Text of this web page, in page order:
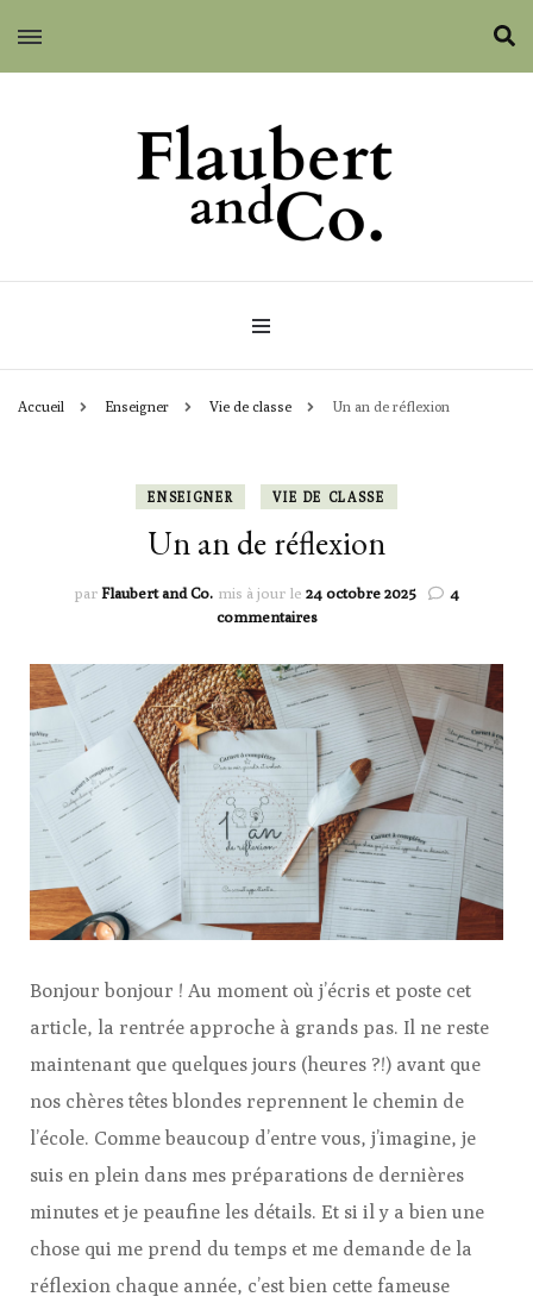
Flaubert and Co.
Accueil Enseigner Vie de classe Un an de réflexion
ENSEIGNER VIE DE CLASSE
Un an de réflexion
parFlaubert and Co. mis à jour le 24 octobre 2025
4
commentairessur
an
de
réflexion
Bonjour bonjour ! Au moment où j’écris et poste cet
article, la rentrée approche à grands pas. Il ne reste
maintenant que quelques jours (heures ?!) avant que
nos chères têtes blondes reprennent le chemin de
l’école. Comme beaucoup d’entre vous, j’imagine, je
suis en plein dans mes préparations de dernières
minutes et je peaufine les détails. Et si il y a bien une
chose qui me prend du temps et me demande de la
réflexion chaque année, c’est bien cette fameuse